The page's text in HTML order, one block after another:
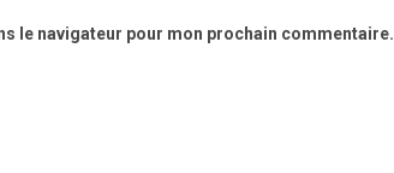
le navigateur pour mon prochain commentaire.